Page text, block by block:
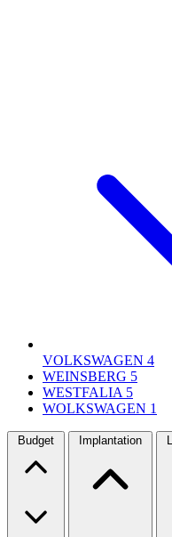
VOLKSWAGEN 4
WEINSBERG 5
WESTFALIA 5
WOLKSWAGEN 1
Budget Implantation